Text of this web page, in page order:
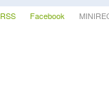
RSS Facebook